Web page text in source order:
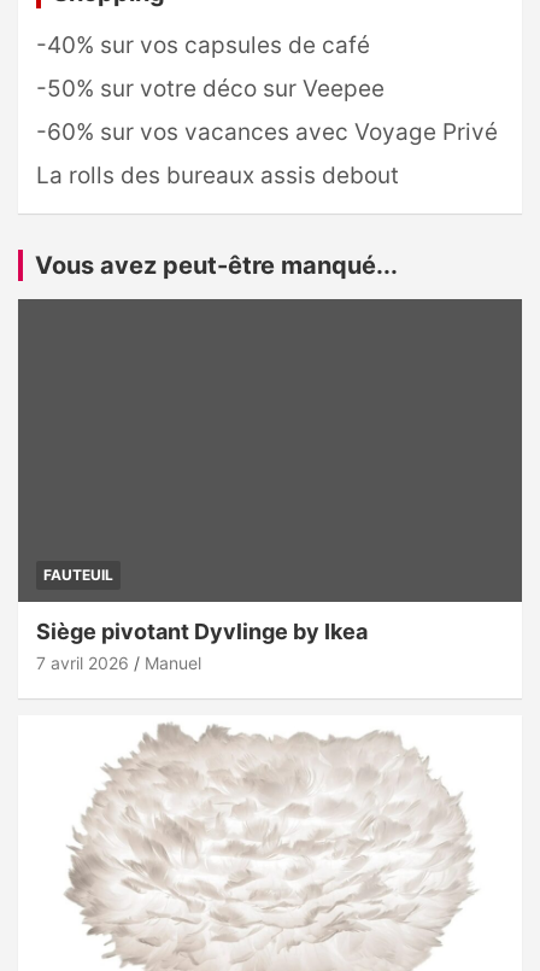
-40% sur vos capsules de café
-50% sur votre déco sur Veepee
-60% sur vos vacances avec Voyage Privé
La rolls des bureaux assis debout
Vous avez peut-être manqué...
FAUTEUIL
Siège pivotant Dyvlinge by Ikea
7 avril 2026 Manuel